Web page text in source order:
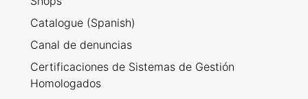
Catalogue (Spanish)
Canal de denuncias
Certificaciones de Sistemas de Gestión
Homologados